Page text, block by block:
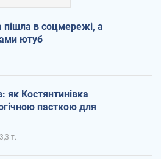
пішла в соцмережі, а
ютуб
як Костянтинівка
пасткою для
3,3 т.